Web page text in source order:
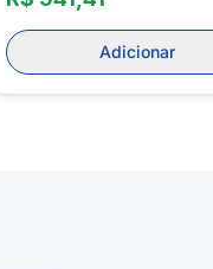
Adicionar